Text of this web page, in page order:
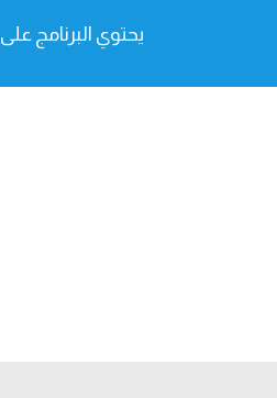
يحتوي البرنامج على 10 حلقة.